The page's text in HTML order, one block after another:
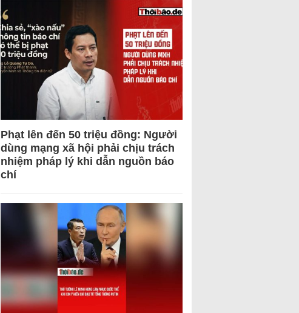
Phạt lên đến 50 triệu đồng: Người
dùng mạng xã hội phải chịu trách
nhiệm pháp lý khi dẫn nguồn báo
chí